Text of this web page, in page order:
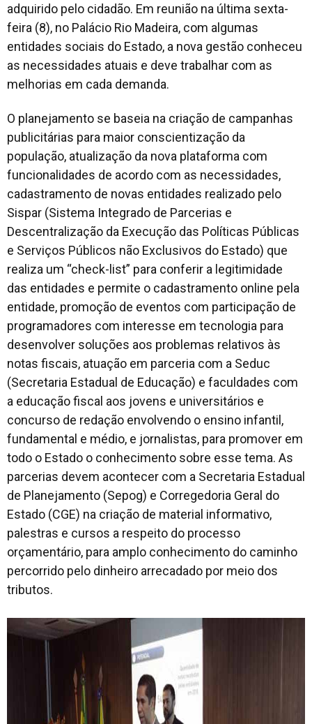
adquirido pelo cidadão. Em reunião na última sexta-
feira (8), no Palácio Rio Madeira, com algumas
entidades sociais do Estado, a nova gestão conheceu
as necessidades atuais e deve trabalhar com as
melhorias em cada demanda.
O planejamento se baseia na criação de campanhas
publicitárias para maior conscientização da
população, atualização da nova plataforma com
funcionalidades de acordo com as necessidades,
cadastramento de novas entidades realizado pelo
Sispar (Sistema Integrado de Parcerias e
Descentralização da Execução das Políticas Públicas
e Serviços Públicos não Exclusivos do Estado) que
realiza um “check-list” para conferir a legitimidade
das entidades e permite o cadastramento online pela
entidade, promoção de eventos com participação de
programadores com interesse em tecnologia para
desenvolver soluções aos problemas relativos às
notas fiscais, atuação em parceria com a Seduc
(Secretaria Estadual de Educação) e faculdades com
a educação fiscal aos jovens e universitários e
concurso de redação envolvendo o ensino infantil,
fundamental e médio, e jornalistas, para promover em
todo o Estado o conhecimento sobre esse tema. As
parcerias devem acontecer com a Secretaria Estadual
de Planejamento (Sepog) e Corregedoria Geral do
Estado (CGE) na criação de material informativo,
palestras e cursos a respeito do processo
orçamentário, para amplo conhecimento do caminho
percorrido pelo dinheiro arrecadado por meio dos
tributos.